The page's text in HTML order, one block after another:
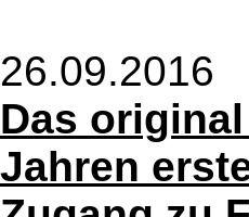
26.09.2016
Das
Jahren